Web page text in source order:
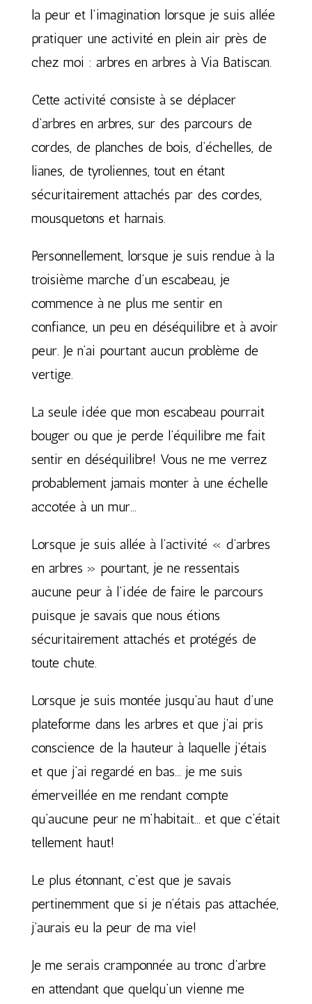
la peur et l’imagination lorsque je suis allée
pratiquer une activité en plein air près de
chez moi : arbres en arbres à Via Batiscan.
Cette activité consiste à se déplacer
d’arbres en arbres, sur des parcours de
cordes, de planches de bois, d’échelles, de
lianes, de tyroliennes, tout en étant
sécuritairement attachés par des cordes,
mousquetons et harnais.
Personnellement, lorsque je suis rendue à la
troisième marche d’un escabeau, je
commence à ne plus me sentir en
confiance, un peu en déséquilibre et à avoir
peur. Je n’ai pourtant aucun problème de
vertige.
La seule idée que mon escabeau pourrait
bouger ou que je perde l’équilibre me fait
sentir en déséquilibre! Vous ne me verrez
probablement jamais monter à une échelle
accotée à un mur…
Lorsque je suis allée à l’activité « d’arbres
en arbres » pourtant, je ne ressentais
aucune peur à l’idée de faire le parcours
puisque je savais que nous étions
sécuritairement attachés et protégés de
toute chute.
Lorsque je suis montée jusqu’au haut d’une
plateforme dans les arbres et que j’ai pris
conscience de la hauteur à laquelle j’étais
et que j’ai regardé en bas… je me suis
émerveillée en me rendant compte
qu’aucune peur ne m’habitait… et que c’était
tellement haut!
Le plus étonnant, c’est que je savais
pertinemment que si je n’étais pas attachée,
j’aurais eu la peur de ma vie!
Je me serais cramponnée au tronc d’arbre
en attendant que quelqu’un vienne me